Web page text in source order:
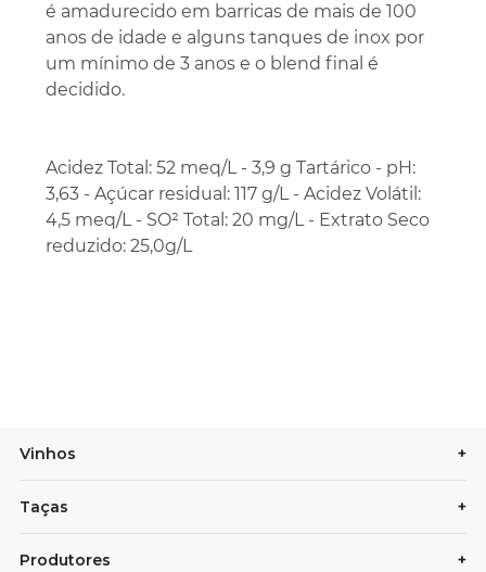
é amadurecido em barricas de mais de 100
anos de idade e alguns tanques de inox por
um mínimo de 3 anos e o blend final é
decidido.
Acidez Total: 52 meq/L - 3,9 g Tartárico - pH:
3,63 - Açúcar residual: 117 g/L - Acidez Volátil:
4,5 meq/L - SO² Total: 20 mg/L - Extrato Seco
reduzido: 25,0g/L
Vinhos +
Taças +
Produtores +